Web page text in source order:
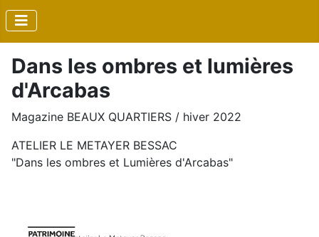
Dans les ombres et lumières
d'Arcabas
Magazine BEAUX QUARTIERS / hiver 2022
ATELIER LE METAYER BESSAC
"Dans les ombres et Lumières d'Arcabas"